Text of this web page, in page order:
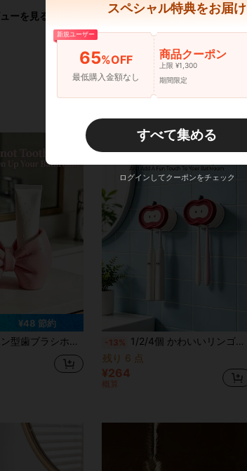
ーを見る
¥48 節約
ド、メイクブラシホルダー、ペンホルダー、バスルーム、寝室、メイクブラシ、歯ブラシ、ペン、寮の収納、ホームデコレーション、装飾オーナメント、旅行に適しています -13% 1/2/4個 かわいいリンゴデザイン 無穴壁掛け歯ブラシホルダー、防水バスルーム歯ブラシ収納コンパートメント、シャワールームと家庭用トイレの整理に使用
残り 6 点
¥264
概算
スペシャル特典をお届け
新規ユーザー
65%OFF
最低購入金額なし
商品クーポン
上限 ¥1,300
期間限定
すべて集める
ログインしてクーポンをチェック